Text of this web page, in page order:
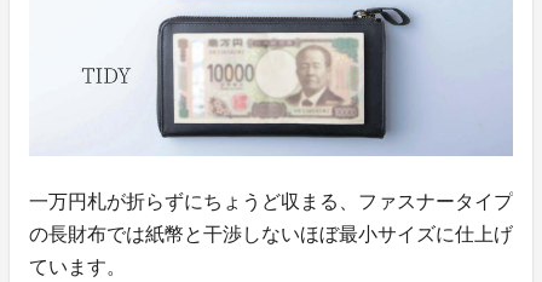
一万円札が折らずにちょうど収まる、ファスナータイプ
の長財布では紙幣と干渉しないほぼ最小サイズに仕上げ
ています。